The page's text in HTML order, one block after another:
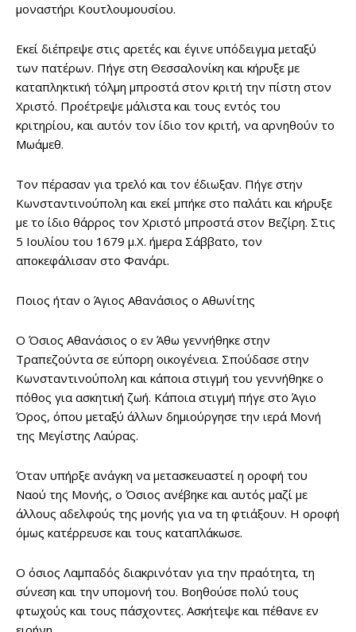
μοναστήρι Κουτλουμουσίου.
Εκεί διέπρεψε στις αρετές και έγινε υπόδειγμα μεταξύ
των πατέρων. Πήγε στη Θεσσαλονίκη και κήρυξε με
καταπληκτική τόλμη μπροστά στον κριτή την πίστη στον
Χριστό. Προέτρεψε μάλιστα και τους εντός του
κριτηρίου, και αυτόν τον ίδιο τον κριτή, να αρνηθούν το
Μωάμεθ.
Τον πέρασαν για τρελό και τον έδιωξαν. Πήγε στην
Κωνσταντινούπολη και εκεί μπήκε στο παλάτι και κήρυξε
με το ίδιο θάρρος τον Χριστό μπροστά στον Βεζίρη. Στις
5 Ιουλίου του 1679 μ.Χ. ήμερα Σάββατο, τον
αποκεφάλισαν στο Φανάρι.
Ποιος ήταν ο Άγιος Αθανάσιος ο Αθωνίτης
Ο Όσιος Αθανάσιος ο εν Άθω γεννήθηκε στην
Τραπεζούντα σε εύπορη οικογένεια. Σπούδασε στην
Κωνσταντινούπολη και κάποια στιγμή του γεννήθηκε ο
πόθος για ασκητική ζωή. Κάποια στιγμή πήγε στο Άγιο
Όρος, όπου μεταξύ άλλων δημιούργησε την ιερά Μονή
της Μεγίστης Λαύρας.
Όταν υπήρξε ανάγκη να μετασκευαστεί η οροφή του
Ναού της Μονής, ο Όσιος ανέβηκε και αυτός μαζί με
άλλους αδελφούς της μονής για να τη φτιάξουν. Η οροφή
όμως κατέρρευσε και τους καταπλάκωσε.
Ο όσιος Λαμπαδός διακρινόταν για την πραότητα, τη
σύνεση και την υπομονή του. Βοηθούσε πολύ τους
φτωχούς και τους πάσχοντες. Ασκήτεψε και πέθανε εν